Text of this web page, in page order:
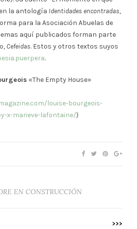
la antología Identidades encontradas,
para la Asociación Abuelas de
aquí publicados forman parte
Cefeidas. Estos y otros textos suyos
.
«The Empty House»
louise-bourgeois-
x-marieve-lafontaine/)
EN CONSTRUCCIÓN
>>>